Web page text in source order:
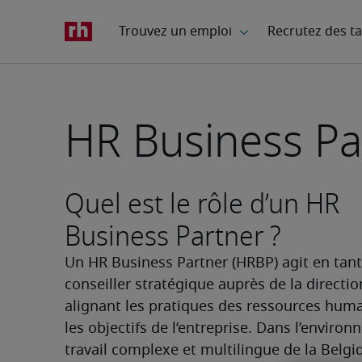
HR Business
Quel est le rôle d’un HR
Business Partner ?
Un HR Business Partner (HRBP) agit en
conseiller stratégique auprès de la
alignant les pratiques des ressources
les objectifs de l’entreprise. Dans
travail complexe et multilingue de la